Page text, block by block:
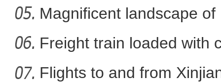
中国第四条穿越塔克拉玛干
Nal
Magnificent landscape
La
Freight train loaded with
Flights to and from